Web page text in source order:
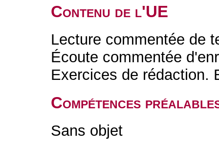
Contenu de l'UE
Lecture commentée de
Écoute commentée
Exercices de rédaction.
Compétences
Sans objet